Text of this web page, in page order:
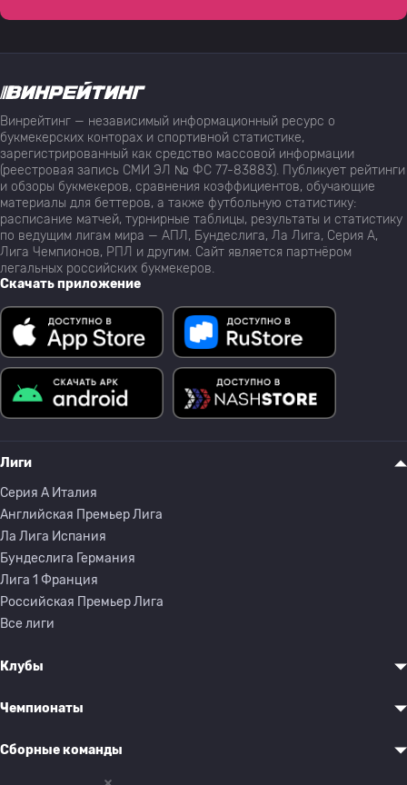
Винрейтинг — независимый информационный ресурс о
букмекерских конторах и спортивной статистике,
зарегистрированный как средство массовой информации
(реестровая запись СМИ ЭЛ № ФС 77-83883). Публикует рейтинги
и обзоры букмекеров, сравнения коэффициентов, обучающие
материалы для беттеров, а также футбольную статистику:
расписание матчей, турнирные таблицы, результаты и статистику
по ведущим лигам мира — АПЛ, Бундеслига, Ла Лига, Серия А,
Лига Чемпионов, РПЛ и другим. Сайт является партнёром
легальных российских букмекеров.
Скачать приложение
Лиги
Серия A Италия
Английская Премьер Лига
Ла Лига Испания
Бундеслига Германия
Лига 1 Франция
Российская Премьер Лига
Все лиги
Клубы
Чемпионаты
Сборные команды